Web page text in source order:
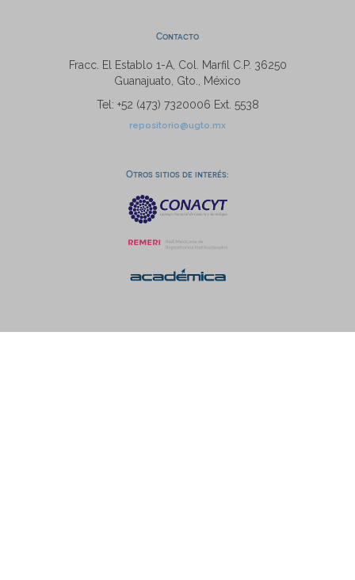
Contacto
Fracc. El Establo 1-A, Col. Marfil C.P. 36250
Guanajuato, Gto., México
Tel: +52 (473) 7320006 Ext. 5538
repositorio@ugto.mx
Otros sitios de interés: